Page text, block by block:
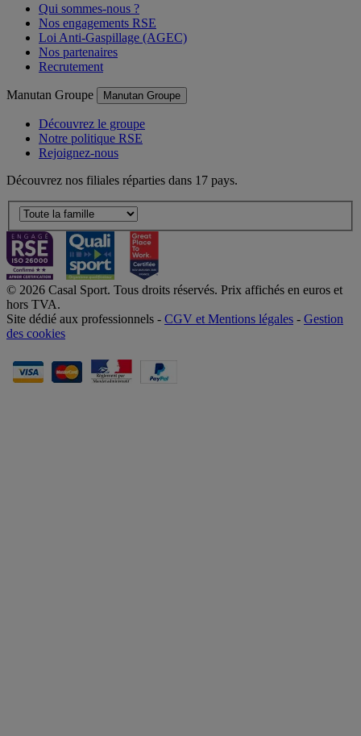
Qui sommes-nous ?
Nos engagements RSE
Loi Anti-Gaspillage (AGEC)
Nos partenaires
Recrutement
Manutan Groupe Manutan Groupe
Découvrez le groupe
Notre politique RSE
Rejoignez-nous
Découvrez nos filiales réparties dans 17 pays.
© 2026 Casal Sport. Tous droits réservés. Prix affichés en euros et
hors TVA.
Site dédié aux professionnels - CGV et Mentions légales - Gestion
des cookies